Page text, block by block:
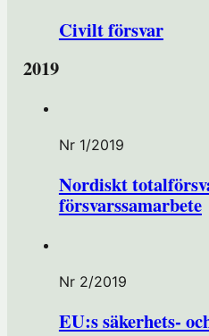
Civilt försvar
2019
Nr 1/2019
Nordiskt
försvarssamarbete
Nr 2/2019
EU:s säkerhets-